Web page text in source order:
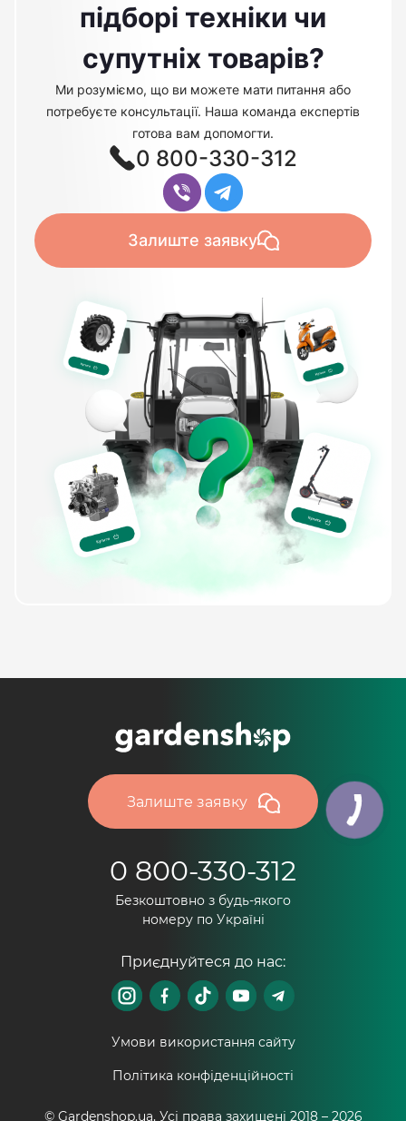
підборі техніки чи
супутніх товарів?
Ми розуміємо, що ви можете мати питання або
потребуєте консультації. Наша команда експертів
готова вам допомогти.
0 800-330-312
Залиште заявку
Залиште заявку
0 800-330-312
Безкоштовно з будь-якого
номеру по Україні
Приєднуйтеся до нас:
Умови використання сайту
Політика конфіденційності
© Gardenshop.ua, Усі права захищені 2018 – 2026